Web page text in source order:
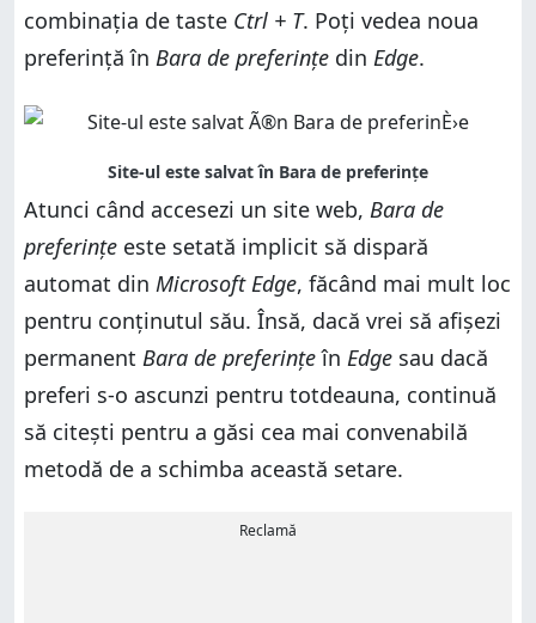
combinația de taste Ctrl + T. Poți vedea noua
preferință în Bara de preferințe din Edge.
Atunci când accesezi un site web, Bara de
preferințe este setată implicit să dispară
automat din Microsoft Edge, făcând mai mult loc
pentru conținutul său. Însă, dacă vrei să afișezi
permanent Bara de preferințeîn Edge sau dacă
preferi s-o ascunzi pentru totdeauna, continuă
să citești pentru a găsi cea mai convenabilă
metodă de a schimba această setare.
Reclamă